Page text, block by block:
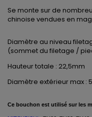
Se monte sur de
chinoise vendues en
Diamètre au niveau
(sommet du filetage /
Hauteur totale : 22,5mm
Diamètre extérieur max :
Ce bouchon est utilisé sur les